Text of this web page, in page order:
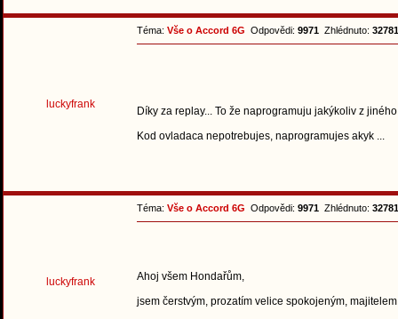
luckyfrank
Téma: Vše o Accord 6G Odpovědi: 9971 Zhlédnuto:
Díky za replay... To že naprogramuju jakýkoliv z
Kod ovladaca nepotrebujes, naprogramujes akyk ...
luckyfrank
Téma: Vše o Accord 6G Odpovědi: 9971 Zhlédnuto:
Ahoj všem Hondařům,
jsem čerstvým, prozatím velice spokojeným,